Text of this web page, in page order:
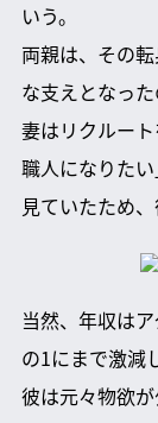
いう。
両親は、その
な支えとなっ
妻はリクルー
職人になりた
見ていたため
当然、年収は
の1にまで激減
彼は元々物欲